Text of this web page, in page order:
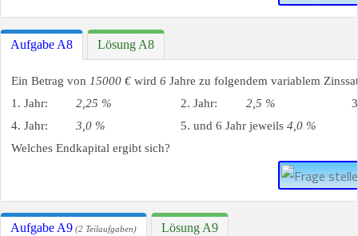
Aufgabe A8 Lösung A8
Ein Betrag von 15000 € wird 6 Jahre zu folgendem variablem
1. Jahr:
2,25 % 2. Jahr: 2,5 %
4. Jahr:
3,0 % 5. und 6 Jahr jeweils 4,0 %
Welches Endkapital ergibt sich?
Aufgabe A9 (2 Teilaufgaben) Lösung A9